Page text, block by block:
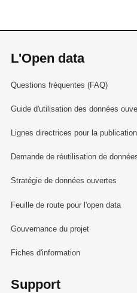
L'Open data
Questions fréquentes (FAQ)
Guide d'utilisation des données
Lignes directrices pour la
Demande de réutilisation de
Stratégie de données ouvertes
Feuille de route pour l'open data
Gouvernance du projet
Fiches d'information
Support